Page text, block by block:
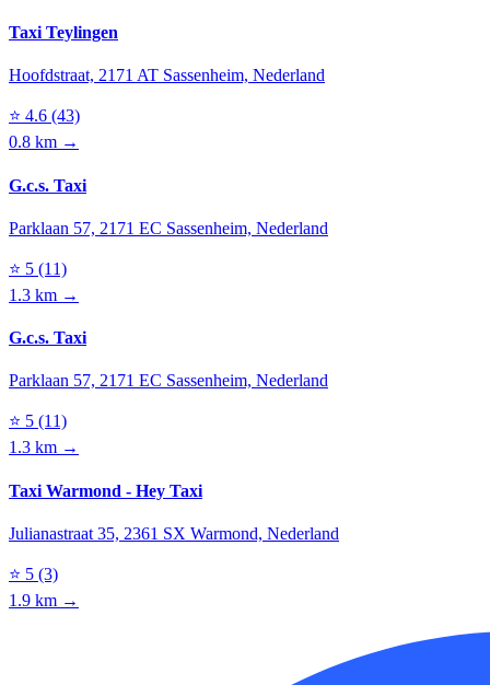
Taxi Teylingen
Hoofdstraat, 2171 AT Sassenheim, Nederland
⭐ 4.6 (43)
0.8 km →
G.c.s. Taxi
Parklaan 57, 2171 EC Sassenheim, Nederland
⭐ 5 (11)
1.3 km →
G.c.s. Taxi
Parklaan 57, 2171 EC Sassenheim, Nederland
⭐ 5 (11)
1.3 km →
Taxi Warmond - Hey Taxi
Julianastraat 35, 2361 SX Warmond, Nederland
⭐ 5 (3)
1.9 km →